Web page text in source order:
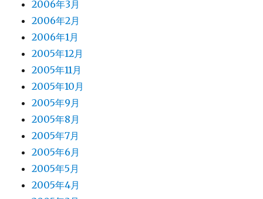
2006年3月
2006年2月
2006年1月
2005年12月
2005年11月
2005年10月
2005年9月
2005年8月
2005年7月
2005年6月
2005年5月
2005年4月